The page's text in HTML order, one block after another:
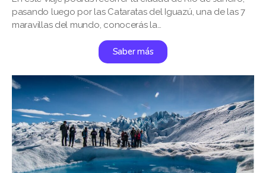
pasando luego por las Cataratas del Iguazú, una de las 7
maravillas del mundo, conocerás la…
Saber más